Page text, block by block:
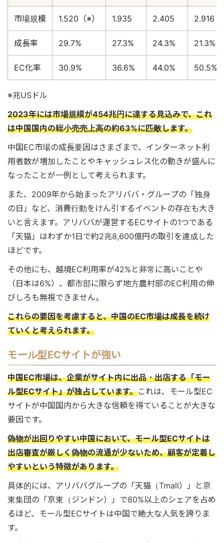
市場規模 1.520（※） 1.935 2.405 2.916
成長率 29.7% 27.3% 24.3% 21.3%
EC化率 30.9% 36.6% 44.0% 50.5%
※兆USドル
2023年には市場規模が454兆円に達する見込みで、これ
は中国国内の総小売売上高の約63%に匹敵します。
中国EC市場の成長要因はさまざまで、インターネット利
用者数が増加したことやキャッシュレス化の動きが盛んに
なったことが一例として考えられます。
また、2009年から始まったアリババ・グループの「独身
の日」など、消費行動をけん引するイベントの存在も大き
いと言えます。アリババが運営するECサイトの1つである
「天猫」はわずか1日で約2兆8,600億円の取引を達成した
ほどです。
その他にも、越境EC利用率が42%と非常に高いことや
（日本は6%）、都市部に限らず地方農村部のEC利用の伸
びしろも無視できません。
これらの要因を考慮すると、中国のEC市場は成長を続け
ていくと考えられます。
モール型ECサイトが強い
中国EC市場は、企業がサイト内に出品・出店する「モー
ル型ECサイト」が独占しています。これは、モール型EC
サイトが中国国内から大きな信頼を得ていることが大きな
要因です。
偽物が出回りやすい中国において、モール型ECサイトは
出店審査が厳しく偽物の流通が少ないため、顧客が定着し
やすいという特徴があります。
具体的には、アリババグループの「天猫（Tmall）」と京
東集団の「京東（ジンドン）」で80%以上のシェアを占め
るほど、モール型ECサイトは中国で絶大な人気を誇りま
す。